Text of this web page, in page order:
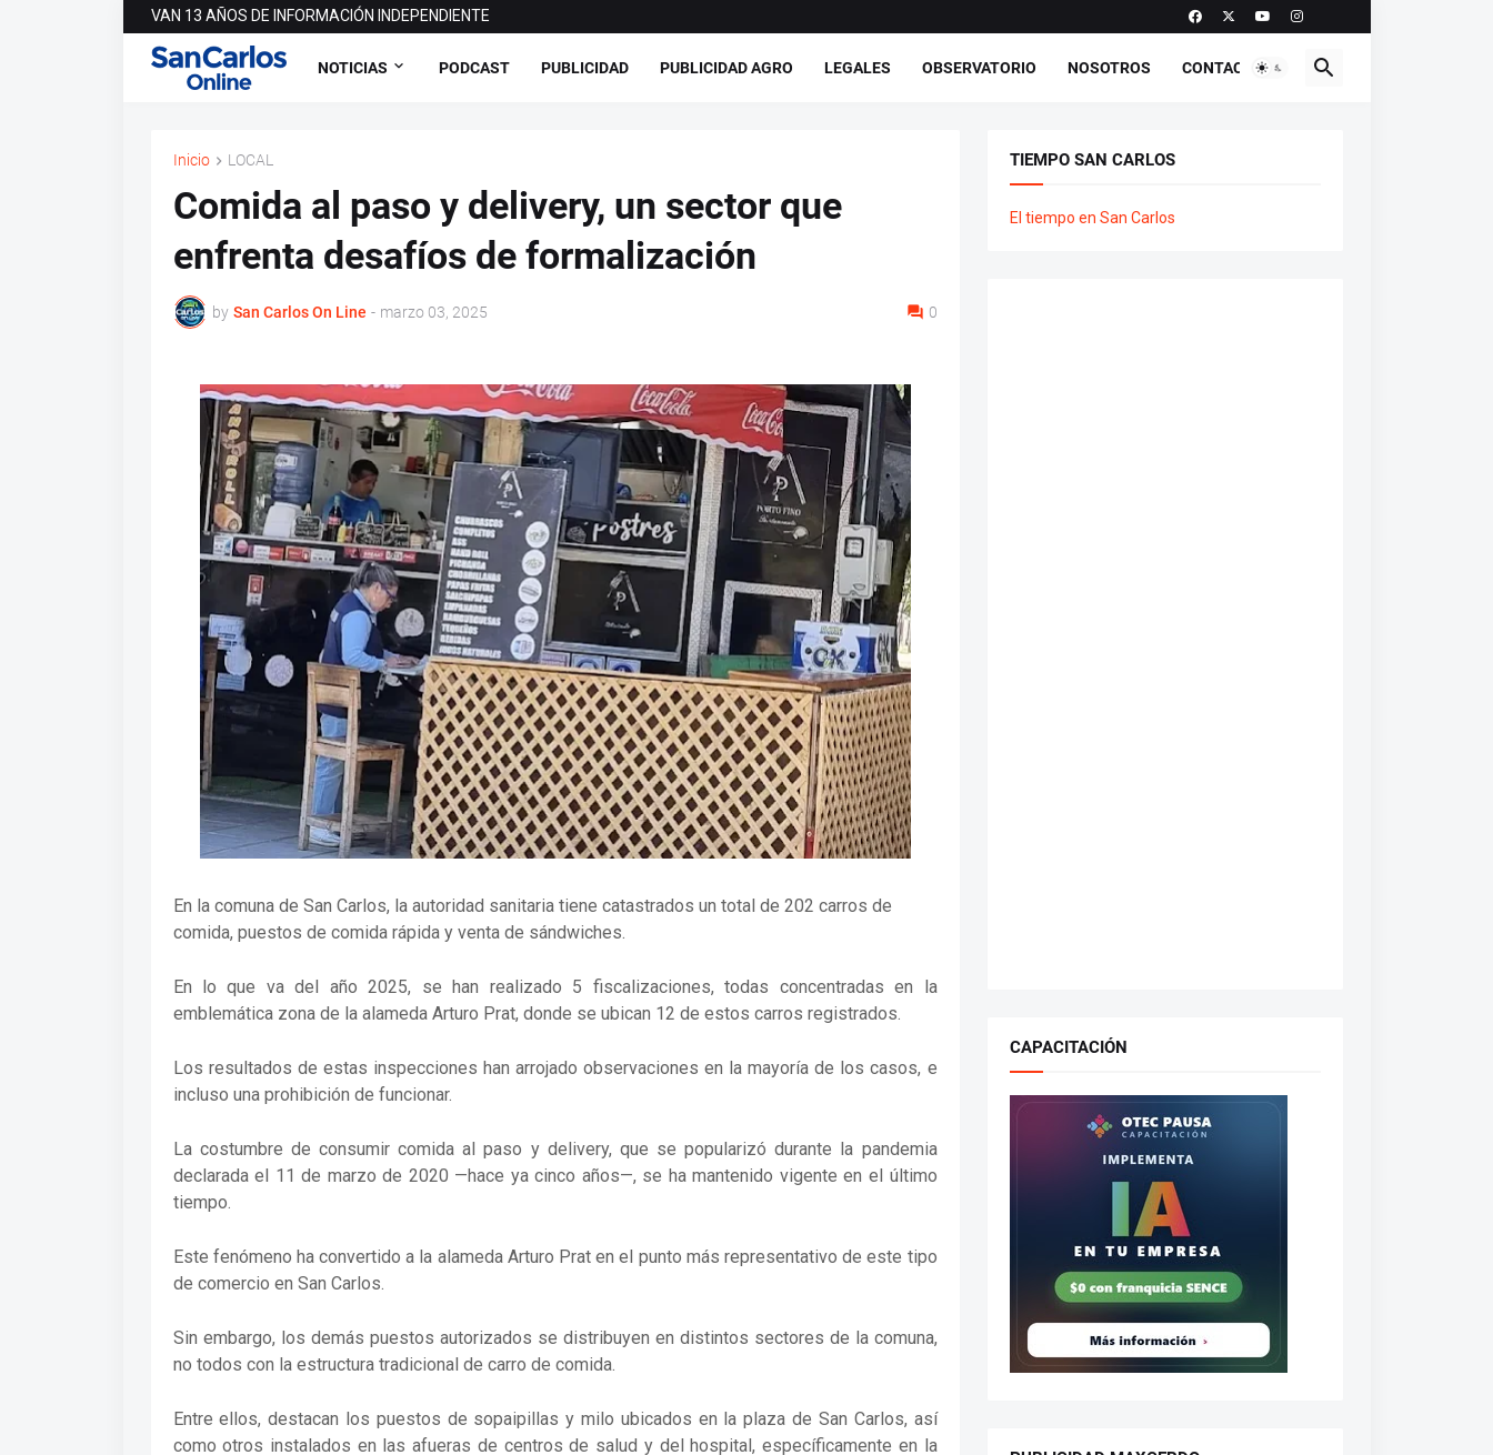
VAN 13 AÑOS DE INFORMACIÓN INDEPENDIENTE
NOTICIAS PODCAST PUBLICIDAD PUBLICIDAD AGRO LEGALES OBSERVATORIO NOSOTROS CONTACTO
Inicio LOCAL
Comida al paso y delivery, un sector que
enfrenta desafíos de formalización
by San Carlos On Line - marzo 03, 2025 0
En la comuna de San Carlos, la autoridad sanitaria tiene catastrados un total de 202 carros de
comida, puestos de comida rápida y venta de sándwiches.
En lo que va del año 2025, se han realizado 5 fiscalizaciones, todas concentradas en la
emblemática zona de la alameda Arturo Prat, donde se ubican 12 de estos carros registrados.
Los resultados de estas inspecciones han arrojado observaciones en la mayoría de los casos, e
incluso una prohibición de funcionar.
La costumbre de consumir comida al paso y delivery, que se popularizó durante la pandemia
declarada el 11 de marzo de 2020 —hace ya cinco años—, se ha mantenido vigente en el último
tiempo.
Este fenómeno ha convertido a la alameda Arturo Prat en el punto más representativo de este tipo
de comercio en San Carlos.
Sin embargo, los demás puestos autorizados se distribuyen en distintos sectores de la comuna,
no todos con la estructura tradicional de carro de comida.
Entre ellos, destacan los puestos de sopaipillas y milo ubicados en la plaza de San Carlos, así
como otros instalados en las afueras de centros de salud y del hospital, específicamente en la
TIEMPO SAN CARLOS
El tiempo en San Carlos
CAPACITACIÓN